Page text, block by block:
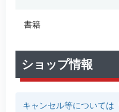
書籍
ショップ情報
キャンセル等については